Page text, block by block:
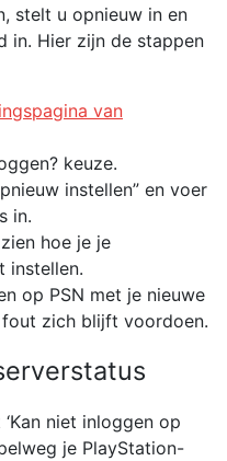
stelt u opnieuw in en
in. Hier zijn de stappen
van
keuze.
instellen” en voer
in.
hoe je je
instellen.
op PSN met je nieuwe
zich blijft voordoen.
niet inloggen op
je PlayStation-